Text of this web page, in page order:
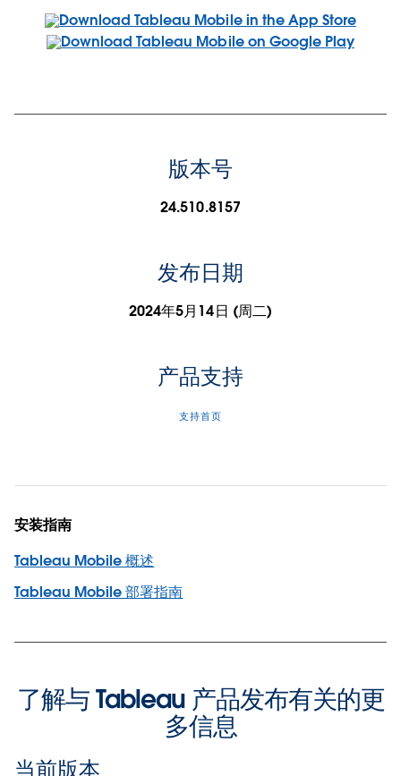
版本号
24.510.8157
发布日期
2024年5月14日 (周二)
产品支持
支持首页
安装指南
Tableau Mobile 概述
Tableau Mobile 部署指南
了解与 Tableau 产品发布有关的更
多信息
当前版本